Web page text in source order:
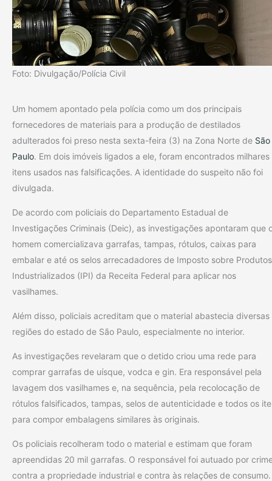
Foto: Divulgação/Polícia Civil
Um homem apontado pela polícia como um dos principais
fornecedores de materiais para a produção de destilados
adulterados foi preso nesta sexta-feira (3) na Zona Norte de São
Paulo. Em dois imóveis ligados a ele, foram encontrados milhares
itens usados nas falsificações. A identidade do suspeito não foi
divulgada.
De acordo com policiais do Departamento Estadual de
Investigações Criminais (Deic), as investigações apontaram que
homem comercializava garrafas, tampas, rótulos, caixas para
embalar e até os selos arrecadadores de Imposto sobre Produtos
Industrializados (IPI) da Receita Federal para aplicar nos
vasilhames.
Além disso, policiais acreditam que o material abastecia diversas
regiões do estado de São Paulo, especialmente no interior.
As investigações revelaram que o detido criou uma rede para
comprar garrafas de uísque, vodca e gin. Era responsável pela
lavagem dos vasilhames e, na sequência, pela recolocação de
rótulos falsificados, tampas, selos de autenticidade e todos os
para compor embalagens similares às originais.
Os policiais recolheram todo o material e estimam que foram
apreendidas 20 mil garrafas. O responsável foi autuado por
contra a propriedade industrial e contra às relações de consumo.